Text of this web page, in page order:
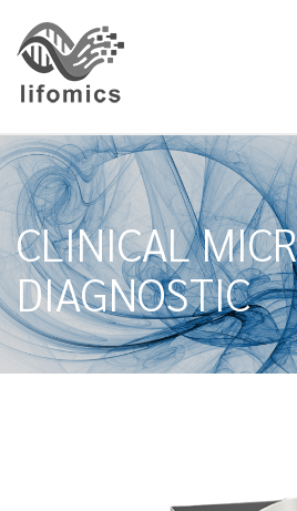
CLINICAL
DIAGNOSTIC